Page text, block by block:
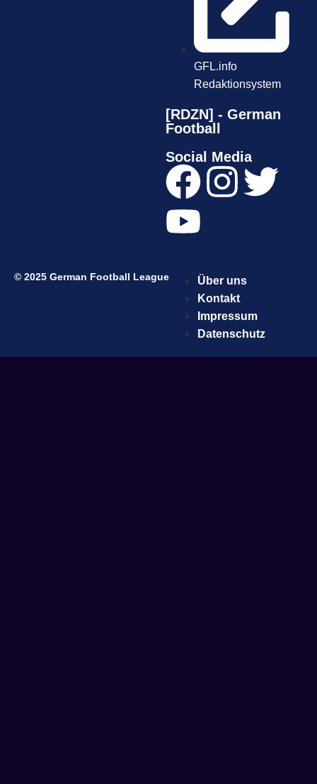
GFL.info
Redaktionsystem
[RDZN] - German
Football
Social Media
© 2025 German Football League
Über uns
Kontakt
Impressum
Datenschutz